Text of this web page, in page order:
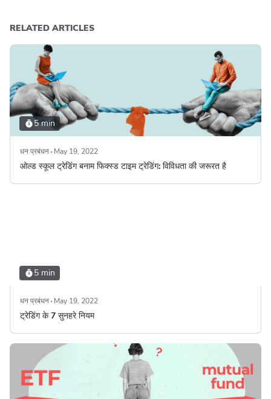
RELATED ARTICLES
5 min
धन प्रबंधन May 19, 2022
ओल्ड स्कूल ट्रेडिंग बनाम फिक्स्ड टाइम ट्रेडिंग: विविधता की जरूरत है
5 min
धन प्रबंधन May 19, 2022
ट्रेडिंग के 7 सुनहरे नियम